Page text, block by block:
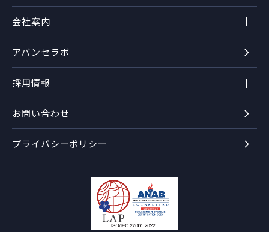
会社案内
採用情報
アバンセラボ
お問い合わせ
プライバシーポリシー